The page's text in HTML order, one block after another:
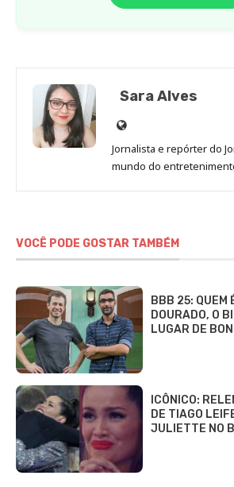
Sara Alves
Site
de
Sara
Jornalista e repórter do
mundo do
VOCÊ PODE GOSTAR TAMBÉM
BBB 25: QUEM
DOURADO, O
LUGAR DE
ICÔNICO:
DE TIAGO
JULIETTE NO